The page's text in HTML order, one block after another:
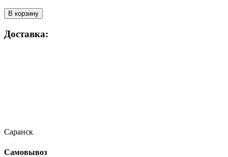
В корзину
Доставка:
Саранск
Самовывоз